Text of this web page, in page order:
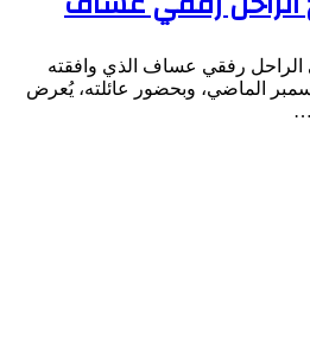
الراحل رفقي عساف الذي وافقته
يوم الثلاثاء 3 ديسمبر الماضي، وبحضور عائلته، يُعرض